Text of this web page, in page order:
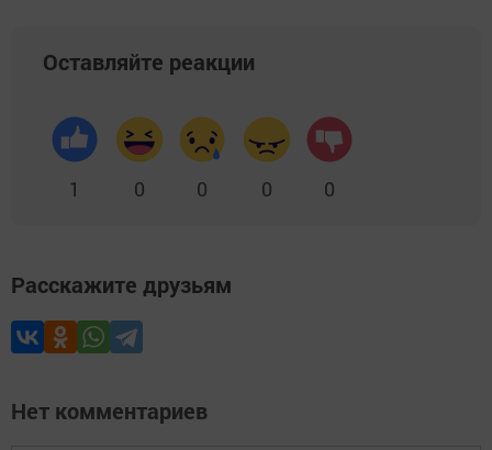
Оставляйте реакции
1 0 0 0 0
Расскажите друзьям
Нет комментариев